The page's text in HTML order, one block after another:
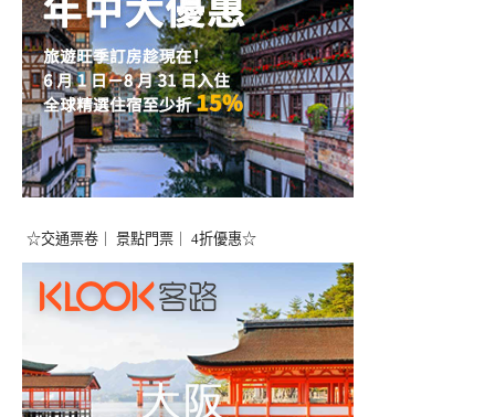
☆交通票卷｜ 景點門票｜ 4折優惠☆